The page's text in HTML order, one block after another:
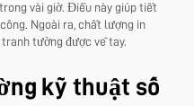
vài giờ. Điều này giúp tiết
Ngoài ra, chất lượng in
tường được vẽ tay.
kỹ thuật số